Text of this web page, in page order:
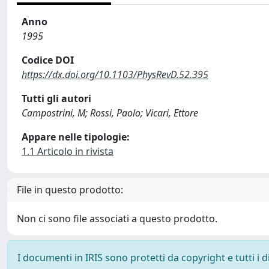
Anno
1995
Codice DOI
https://dx.doi.org/10.1103/PhysRevD.52.395
Tutti gli autori
Campostrini, M; Rossi, Paolo; Vicari, Ettore
Appare nelle tipologie:
1.1 Articolo in rivista
File in questo prodotto:
Non ci sono file associati a questo prodotto.
I documenti in IRIS sono protetti da copyright e tutti i